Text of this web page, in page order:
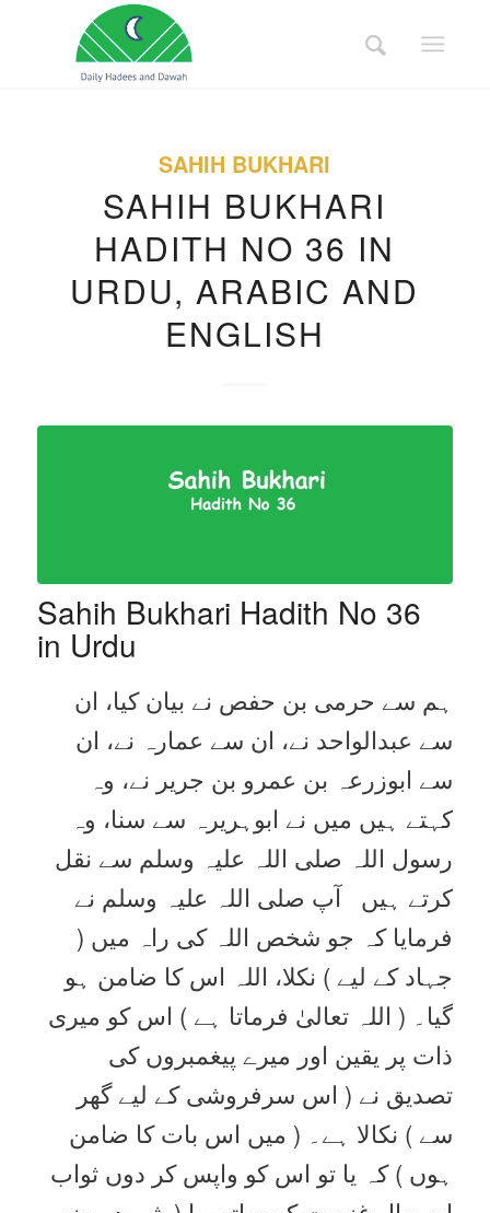
SAHIH BUKHARI
SAHIH BUKHARI
HADITH NO 36 IN
URDU, ARABIC AND
ENGLISH
Sahih Bukhari Hadith No 36
in Urdu
ہم سے حرمی بن حفص نے بیان کیا، ان
سے عبدالواحد نے، ان سے عمارہ نے، ان
سے ابوزرعہ بن عمرو بن جریر نے، وہ
کہتے ہیں میں نے ابوہریرہ سے سنا، وہ
رسول اللہ صلی اللہ علیہ وسلم سے نقل
کرتے ہیں آپ صلی اللہ علیہ وسلم نے
فرمایا کہ جو شخص اللہ کی راہ میں (
جہاد کے لیے ) نکلا، اللہ اس کا ضامن ہو
گیا۔ ( اللہ تعالیٰ فرماتا ہے ) اس کو میری
ذات پر یقین اور میرے پیغمبروں کی
تصدیق نے ( اس سرفروشی کے لیے گھر
سے ) نکالا ہے۔ ( میں اس بات کا ضامن
ہوں ) کہ یا تو اس کو واپس کر دوں ثواب